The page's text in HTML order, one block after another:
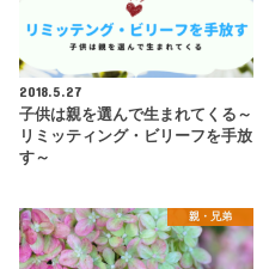
2018.5.27
子供は親を選んで生まれてくる～
リミッティング・ビリーフを手放
す～
親・兄弟